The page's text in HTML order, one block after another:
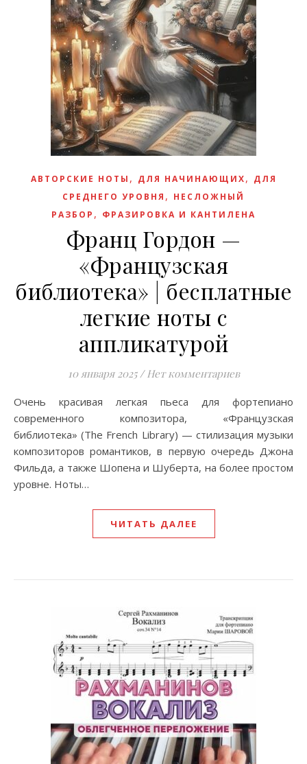
АВТОРСКИЕ НОТЫ , ДЛЯ НАЧИНАЮЩИХ, ДЛЯ
СРЕДНЕГО УРОВНЯ , НЕСЛОЖНЫЙ
РАЗБОР , ФРАЗИРОВКА И КАНТИЛЕНА
Франц Гордон —
«Французская
библиотека» | бесплатные
легкие ноты с
аппликатурой
10 января 2025 / Нет комментариев
Очень красивая легкая пьеса для фортепиано
современного композитора, «Французская
библиотека» (The French Library) — стилизация музыки
композиторов романтиков, в первую очередь Джона
Фильда, а также Шопена и Шуберта, на более простом
уровне. Ноты…
ЧИТАТЬ ДАЛЕЕ